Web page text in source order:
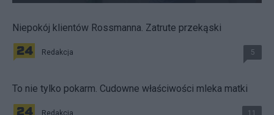
Niepokój klientów Rossmanna. Zatrute przekąski
Redakcja 5
To nie tylko pokarm. Cudowne właściwości mleka matki
Redakcja 11